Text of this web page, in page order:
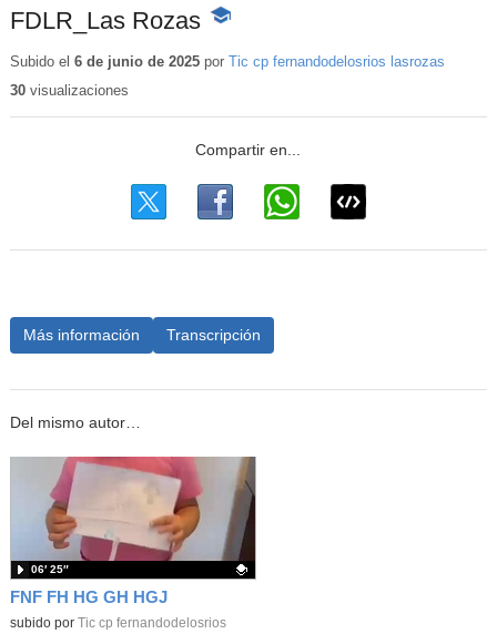
FDLR_Las Rozas -
educativo
Subido el 6 de junio de 2025por Tic cp fernandodelosrios lasrozas
30visualizaciones
Más información Transcripción
Del mismo autor…
FNF FH HG GH HGJ
Contenido educativo.
subido por
Tic cp fernandodelosrios
06′ 25″